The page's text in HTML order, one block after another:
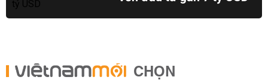
CHỌN